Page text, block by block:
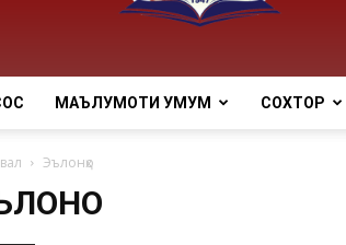
МАЪЛУМОТИ УМУМӢ СОХТОР
Эълонҳо